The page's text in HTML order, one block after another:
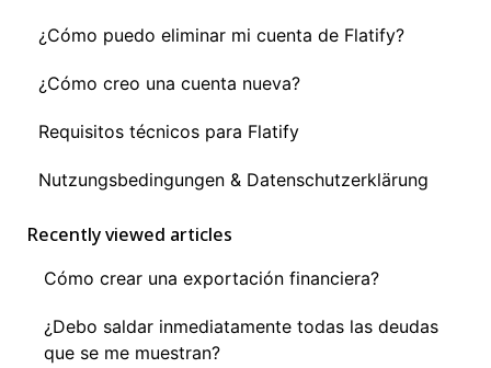
¿Cómo puedo eliminar mi cuenta de Flatify?
¿Cómo creo una cuenta nueva?
Requisitos técnicos para Flatify
Nutzungsbedingungen & Datenschutzerklärung
Recently viewed articles
Cómo crear una exportación financiera?
¿Debo saldar inmediatamente todas las deudas
que se me muestran?